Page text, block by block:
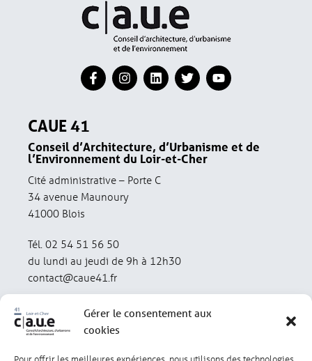
Gérer le consentement aux
cookies
Pour offrir les meilleures expériences, nous utilisons des technologies
CAUE 41
Conseil d’Architecture, d’Urbanisme et de
l’Environnement du Loir-et-Cher
Cité administrative – Porte C
34 avenue Maunoury
41000 Blois
Tél. 02 54 51 56 50
du lundi au jeudi de 9h à 12h30
contact@caue41.fr